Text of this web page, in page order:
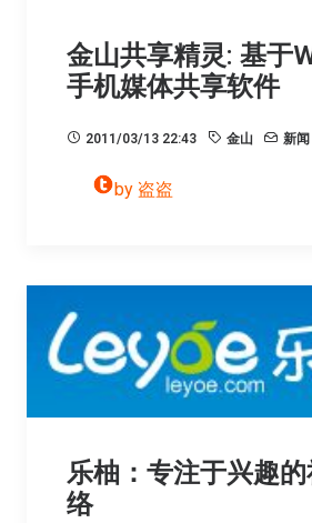
金山共享精灵: 基于
手机媒体共享软件
2011/03/13 22:43 金山 新闻
by 盗盗
乐柚：专注于兴趣的
络